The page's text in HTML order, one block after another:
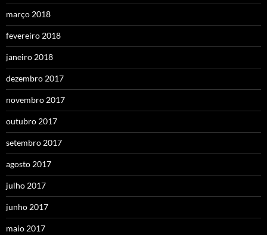
março 2018
fevereiro 2018
janeiro 2018
dezembro 2017
novembro 2017
outubro 2017
setembro 2017
agosto 2017
julho 2017
junho 2017
maio 2017